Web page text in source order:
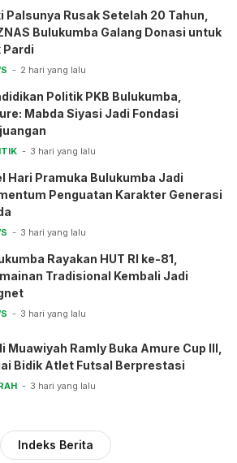
Palsunya Rusak Setelah 20 Tahun,
Bulukumba Galang Donasi untuk
Pardi
2 hari yang lalu
Politik PKB Bulukumba,
Mabda Siyasi Jadi Fondasi
3 hari yang lalu
Hari Pramuka Bulukumba Jadi
Penguatan Karakter Generasi
3 hari yang lalu
Rayakan HUT RI ke-81,
Tradisional Kembali Jadi
3 hari yang lalu
Muawiyah Ramly Buka Amure Cup III,
Bidik Atlet Futsal Berprestasi
3 hari yang lalu
Indeks Berita